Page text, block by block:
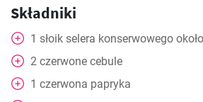
Składniki
1 słoik selera konserwowego
2 czerwone cebule
1 czerwona papryka